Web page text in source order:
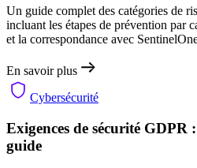
Un guide complet des catégories de
incluant les étapes de prévention par
et la correspondance avec
En savoir plus
Cybersécurité
Exigences de sécurité GDPR
guide